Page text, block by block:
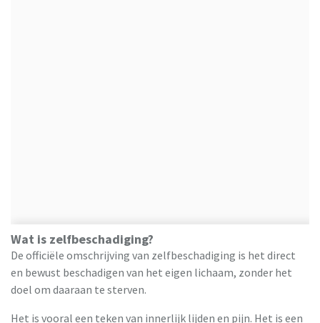
Wat is zelfbeschadiging?
De officiële omschrijving van zelfbeschadiging is het direct
en bewust beschadigen van het eigen lichaam, zonder het
doel om daaraan te sterven.
Het is vooral een teken van innerlijk lijden en pijn. Het is een